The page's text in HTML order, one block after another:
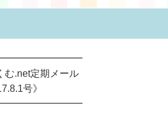
む.net定期メール
号》